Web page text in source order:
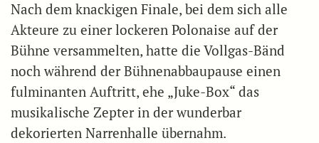
Nach dem knackigen Finale, bei dem sich alle
Akteure zu einer lockeren Polonaise auf der
Bühne versammelten, hatte die Vollgas-Bänd
noch während der Bühnenabbaupause einen
fulminanten Auftritt, ehe „Juke-Box“ das
musikalische Zepter in der wunderbar
dekorierten Narrenhalle übernahm.